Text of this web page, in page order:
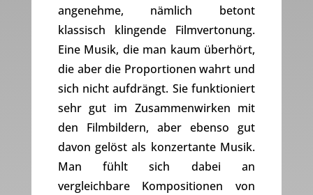
angenehme, nämlich betont
klassisch klingende Filmvertonung.
Eine Musik, die man kaum überhört,
die aber die Proportionen wahrt und
sich nicht aufdrängt. Sie funktioniert
sehr gut im Zusammenwirken mit
den Filmbildern, aber ebenso gut
davon gelöst als konzertante Musik.
Man fühlt sich dabei an
vergleichbare Kompositionen von